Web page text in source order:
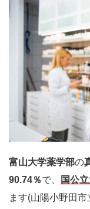
富山大学薬学部の
90.74％で、 国公
ます(山陽小野田